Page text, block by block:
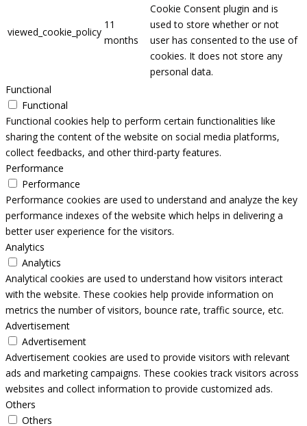
viewed_cookie_policy
11
months
Cookie Consent plugin and is
used to store whether or not
user has consented to the use of
cookies. It does not store any
personal data.
Functional
Functional
Functional cookies help to perform certain functionalities like
sharing the content of the website on social media platforms,
collect feedbacks, and other third-party features.
Performance
Performance
Performance cookies are used to understand and analyze the key
performance indexes of the website which helps in delivering a
better user experience for the visitors.
Analytics
Analytics
Analytical cookies are used to understand how visitors interact
with the website. These cookies help provide information on
metrics the number of visitors, bounce rate, traffic source, etc.
Advertisement
Advertisement
Advertisement cookies are used to provide visitors with relevant
ads and marketing campaigns. These cookies track visitors across
websites and collect information to provide customized ads.
Others
Others